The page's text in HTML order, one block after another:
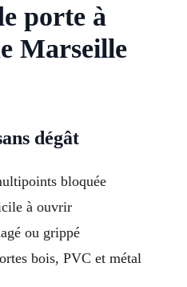
porte à
Marseille
dégât
bloquée
à ouvrir
ou grippé
bois, PVC et métal